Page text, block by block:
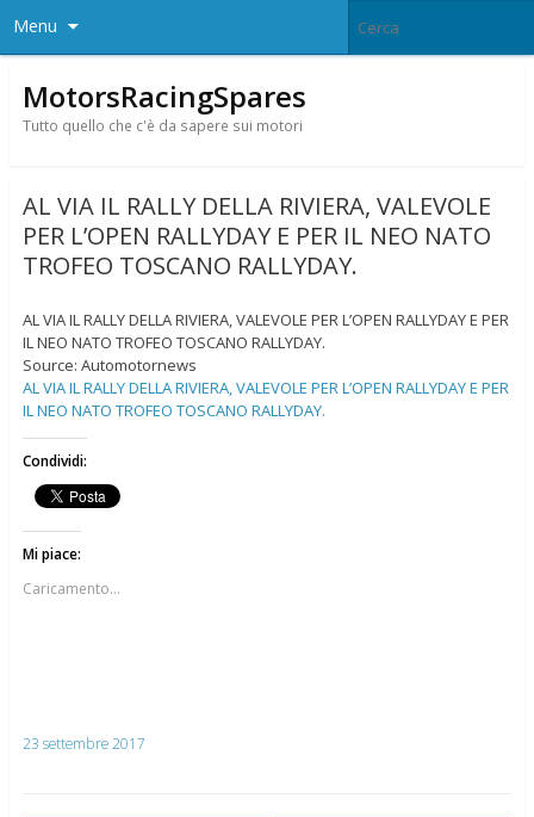
Menu
MotorsRacingSpares
Tutto quello che c'è da sapere sui motori
AL VIA IL RALLY DELLA RIVIERA, VALEVOLE
PER L’OPEN RALLYDAY E PER IL NEO NATO
TROFEO TOSCANO RALLYDAY.
AL VIA IL RALLY DELLA RIVIERA, VALEVOLE PER L’OPEN RALLYDAY E PER
IL NEO NATO TROFEO TOSCANO RALLYDAY.
Source: Automotornews
AL VIA IL RALLY DELLA RIVIERA, VALEVOLE PER L’OPEN RALLYDAY E PER
IL NEO NATO TROFEO TOSCANO RALLYDAY.
Condividi:
Mi piace:
Caricamento...
23 settembre 2017